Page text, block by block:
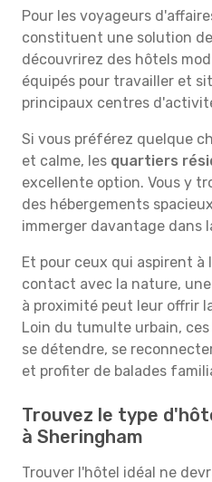
Pour les voyageurs
constituent une solution
découvrirez des hôtels
équipés pour travailler et
principaux centres
Si vous préférez quelque
et calme, les quartiers
excellente option. Vous y
des hébergements
immerger davantage dans
Et pour ceux qui aspirent à
contact avec la nature, une
à proximité peut leur offrir
Loin du tumulte urbain,
se détendre, se
et profiter de balades
Trouvez le type
à Sheringham
Trouver l'hôtel idéal ne